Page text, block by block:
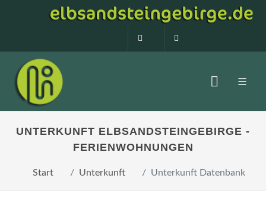
0160 99873408
UNTERKUNFT ELBSANDSTEINGEBIRGE -
FERIENWOHNUNGEN
Start Unterkunft Unterkunft Datenbank